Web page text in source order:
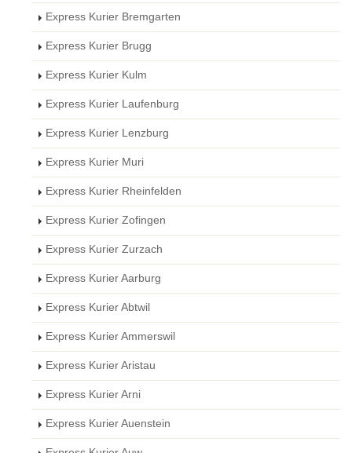
Express Kurier Bremgarten
Express Kurier Brugg
Express Kurier Kulm
Express Kurier Laufenburg
Express Kurier Lenzburg
Express Kurier Muri
Express Kurier Rheinfelden
Express Kurier Zofingen
Express Kurier Zurzach
Express Kurier Aarburg
Express Kurier Abtwil
Express Kurier Ammerswil
Express Kurier Aristau
Express Kurier Arni
Express Kurier Auenstein